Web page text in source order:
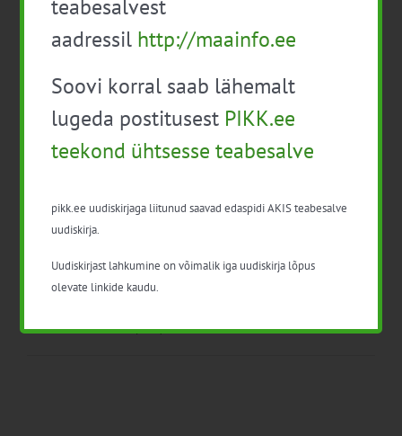
Lisa kalendrisse
Taimekaitsevahendite
täienduskoolitus (12 t)
keskkond”
teabesalvest
aadressil http://maainfo.ee
Soovi korral saab lähemalt
lugeda postitusest PIKK.ee
teekond ühtsesse teabesalve
pikk.ee uudiskirjaga liitunud saavad edaspidi AKIS teabesalve
uudiskirja.
Uudiskirjast lahkumine on võimalik iga uudiskirja lõpus
olevate linkide kaudu.